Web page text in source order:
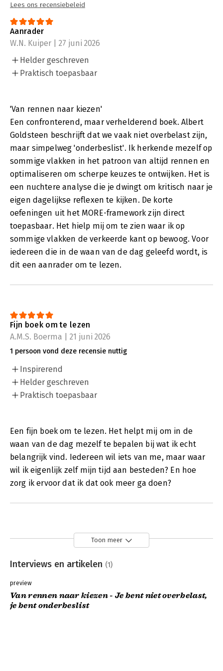
Lees ons recensiebeleid
Aanrader
W.N. Kuiper | 27 juni 2026
Helder geschreven
Praktisch toepasbaar
'Van rennen naar kiezen'
Een confronterend, maar verhelderend boek. Albert
Goldsteen beschrijft dat we vaak niet overbelast zijn,
maar simpelweg 'onderbeslist'. Ik herkende mezelf op
sommige vlakken in het patroon van altijd rennen en
optimaliseren om scherpe keuzes te ontwijken. Het is
een nuchtere analyse die je dwingt om kritisch naar je
eigen dagelijkse reflexen te kijken. De korte
oefeningen uit het MORE-framework zijn direct
toepasbaar. Het hielp mij om te zien waar ik op
sommige vlakken de verkeerde kant op bewoog. Voor
iedereen die in de waan van de dag geleefd wordt, is
dit een aanrader om te lezen.
Fijn boek om te lezen
A.M.S. Boerma | 21 juni 2026
1 persoon vond deze recensie nuttig
Inspirerend
Helder geschreven
Praktisch toepasbaar
Een fijn boek om te lezen. Het helpt mij om in de
waan van de dag mezelf te bepalen bij wat ik echt
belangrijk vind. Iedereen wil iets van me, maar waar
wil ik eigenlijk zelf mijn tijd aan besteden? En hoe
zorg ik ervoor dat ik dat ook meer ga doen?
Toon meer
Interviews en artikelen (1)
preview
Van rennen naar kiezen - Je bent niet overbelast,
je bent onderbeslist